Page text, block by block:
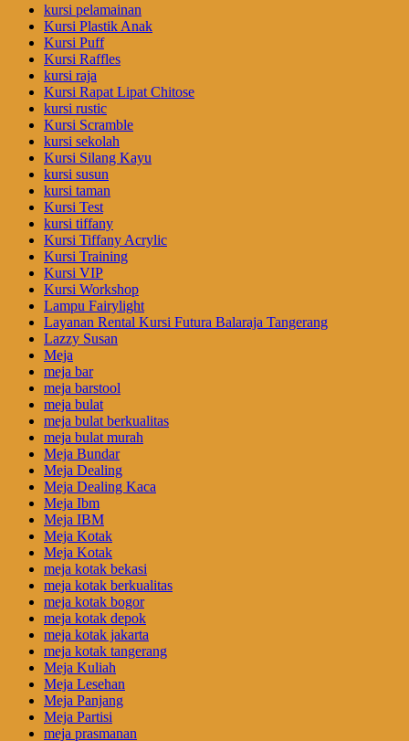
kursi pelamainan
Kursi Plastik Anak
Kursi Puff
Kursi Raffles
kursi raja
Kursi Rapat Lipat Chitose
kursi rustic
Kursi Scramble
kursi sekolah
Kursi Silang Kayu
kursi susun
kursi taman
Kursi Test
kursi tiffany
Kursi Tiffany Acrylic
Kursi Training
Kursi VIP
Kursi Workshop
Lampu Fairylight
Layanan Rental Kursi Futura Balaraja Tangerang
Lazzy Susan
Meja
meja bar
meja barstool
meja bulat
meja bulat berkualitas
meja bulat murah
Meja Bundar
Meja Dealing
Meja Dealing Kaca
Meja Ibm
Meja IBM
Meja Kotak
Meja Kotak
meja kotak bekasi
meja kotak berkualitas
meja kotak bogor
meja kotak depok
meja kotak jakarta
meja kotak tangerang
Meja Kuliah
Meja Lesehan
Meja Panjang
Meja Partisi
meja prasmanan